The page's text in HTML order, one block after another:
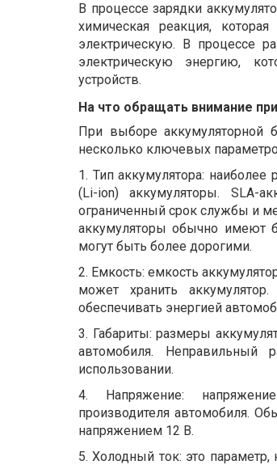
В процессе зарядки
химическая реакция,
электрическую. В процессе
электрическую энергию,
устройств.
На что обращать внимание
При выборе аккумуляторной
несколько ключевых
1. Тип аккумулятора:
(Li-ion) аккумуляторы. SLA-
ограниченный срок службы и
аккумуляторы обычно имеют
могут быть более дорогими.
2. Емкость: емкость
может хранить
обеспечивать энергией
3. Габариты: размеры
автомобиля.
использовании.
4. Напряжение:
производителя автомобиля.
напряжением 12 В.
5.Холодный ток: это